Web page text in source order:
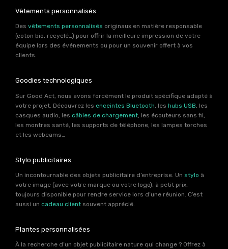
Vêtements personnalisés
Des vêtements personnalisés originaux en matière responsable
(coton bio, recyclé…) pour offrir la meilleure impression de votre
équipe lors des événements ou pour un souvenir offert à vos
clients.
Goodies technologiques
Sur Good Act, nous avons forcément le produit spécifique adapté à
votre projet. Découvrez les enceintes Bluetooth , les hubs USB , les
casques audio, les câbles de chargement , les écouteurs sans fil,
les montres santé, les supports de téléphone, les lampes torches
et les webcams…
Stylo publicitaires
Un incontournable des objets publicitaire d’entreprise. Un stylo à
votre image (avec votre marque ou votre logo), à petit prix,
toujours disponible pour rendre service lors d’une réunion. C’est
aussi un cadeau client souvent apprécié.
Plantes personnalisées
À la recherche d’un objet publicitaire nature qui change ? Offrez à